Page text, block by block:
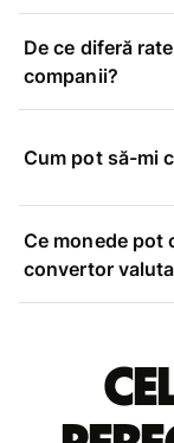
De ce diferă
companii?
Cum pot să-mi
Ce monede pot
convertor